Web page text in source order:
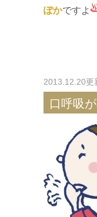
ぽかですよ
2013.12.20更
口呼吸